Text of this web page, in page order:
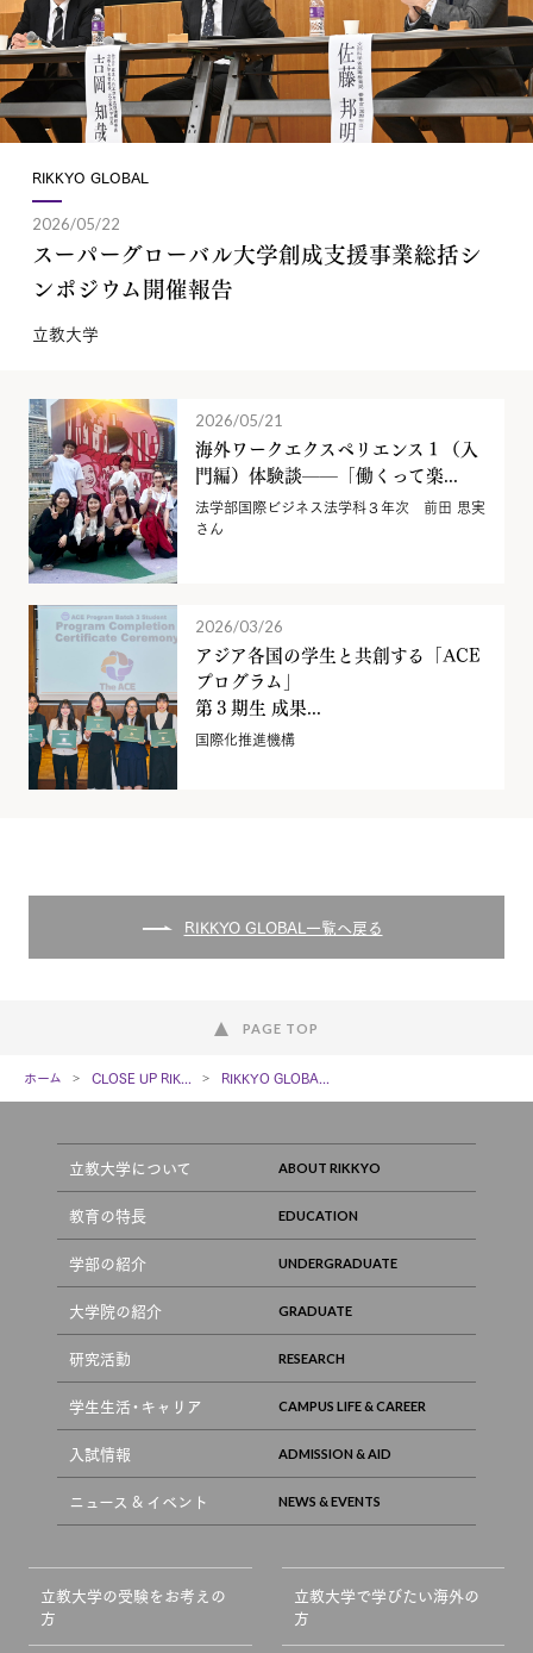
RIKKYO GLOBAL
2026/05/22
スーパーグローバル大学創成支援事業総括シ
ンポジウム開催報告
立教大学
2026/05/21
海外ワークエクスペリエンス１（入
門編）体験談——「働くって楽...
法学部国際ビジネス法学科３年次 前田 思実
さん
2026/03/26
アジア各国の学生と共創する「ACE
プログラム」
第３期生 成果...
国際化推進機構
RIKKYO GLOBAL一覧へ戻る
PAGE TOP
ホーム CLOSE UP RIK... RIKKYO GLOBA...
立教大学について
教育の特長
学部の紹介
大学院の紹介
研究活動
学生生活・キャリア
入試情報
ニュース & イベント
立教大学の受験をお考えの
方
立教大学で学びたい海外の
方